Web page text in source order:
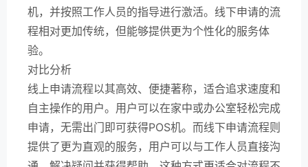
机，并按照工作人员的指导进行激活。线下申请的流
程相对更加传统，但能够提供更为个性化的服务体
验。
对比分析
线上申请流程以其高效、便捷著称，适合追求速度和
自主操作的用户。用户可以在家中或办公室轻松完成
申请，无需出门即可获得POS机。而线下申请流程则
提供了更为直观的服务，用户可以与工作人员直接沟